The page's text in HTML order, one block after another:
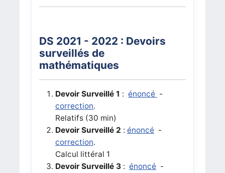
DS 2021 - 2022 : Devoirs
surveillés de
mathématiques
Devoir Surveillé 1 : énoncé -
correction.
Relatifs (30 min)
Devoir Surveillé 2 : énoncé -
correction.
Calcul littéral 1
Devoir Surveillé 3: énoncé -